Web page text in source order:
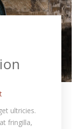
ultricies.
fringilla,